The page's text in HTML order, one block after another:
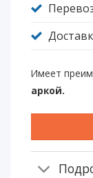
Имеет
аркой.